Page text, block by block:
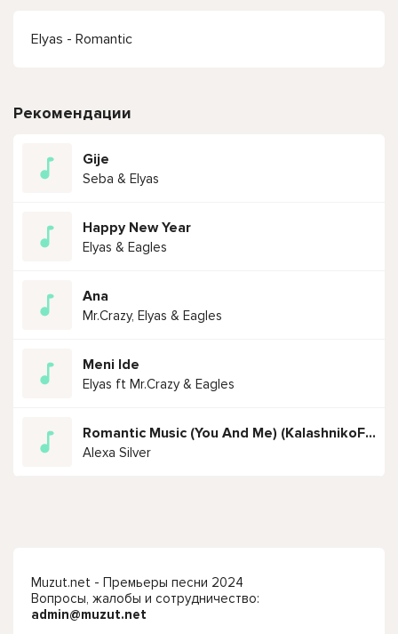
Elyas - Romantic
Рекомендации
Gije
Seba & Elyas
Happy New Year
Elyas & Eagles
Ana
Mr.Crazy, Elyas & Eagles
Meni Ide
Elyas ft Mr.Crazy & Eagles
Romantic Music (You And Me) (KalashnikoFF Mix)
Alexa Silver
Muzut.net - Премьеры песни 2024
Вопросы, жалобы и сотрудничество:
admin@muzut.net